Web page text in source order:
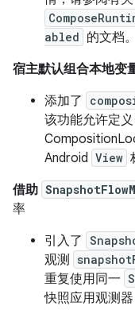
abled 的文档。
宿主默认组合本地变
添加了
该功能允许定
Android View
借助
率
引入了
观测
重复使用同一
快照应用观测